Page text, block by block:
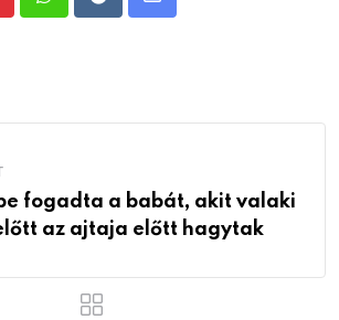
PinterestWhatsappRedditShare
fogadta a babát, akit valaki
az ajtaja előtt hagytak